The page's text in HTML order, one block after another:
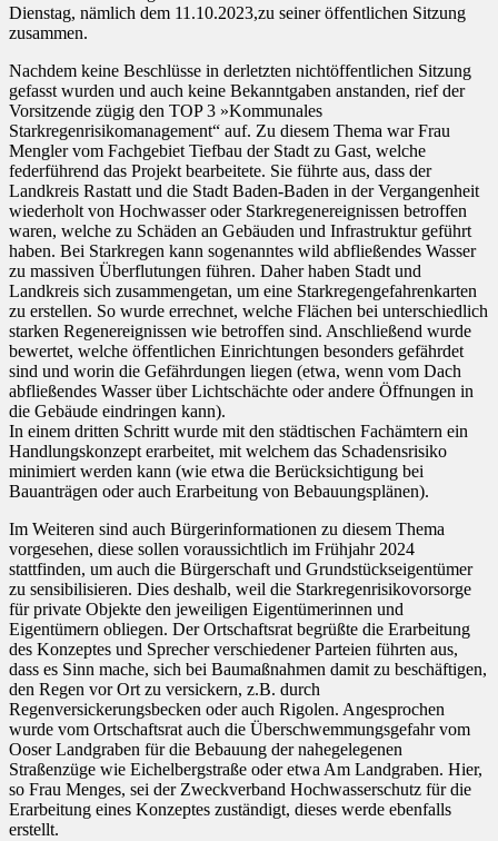
Dienstag, nämlich dem 11.10.2023,zu seiner öffentlichen Sitzung
zusammen.
Nachdem keine Beschlüsse in derletzten nichtöffentlichen Sitzung
gefasst wurden und auch keine Bekanntgaben anstanden, rief der
Vorsitzende zügig den TOP 3 »Kommunales
Starkregenrisikomanagement“ auf. Zu diesem Thema war Frau
Mengler vom Fachgebiet Tiefbau der Stadt zu Gast, welche
federführend das Projekt bearbeitete. Sie führte aus, dass der
Landkreis Rastatt und die Stadt Baden-Baden in der Vergangenheit
wiederholt von Hochwasser oder Starkregenereignissen betroffen
waren, welche zu Schäden an Gebäuden und Infrastruktur geführt
haben. Bei Starkregen kann sogenanntes wild abfließendes Wasser
zu massiven Überflutungen führen. Daher haben Stadt und
Landkreis sich zusammengetan, um eine Starkregengefahrenkarten
zu erstellen. So wurde errechnet, welche Flächen bei unterschiedlich
starken Regenereignissen wie betroffen sind. Anschließend wurde
bewertet, welche öffentlichen Einrichtungen besonders gefährdet
sind und worin die Gefährdungen liegen (etwa, wenn vom Dach
abfließendes Wasser über Lichtschächte oder andere Öffnungen in
die Gebäude eindringen kann).
In einem dritten Schritt wurde mit den städtischen Fachämtern ein
Handlungskonzept erarbeitet, mit welchem das Schadensrisiko
minimiert werden kann (wie etwa die Berücksichtigung bei
Bauanträgen oder auch Erarbeitung von Bebauungsplänen).
Im Weiteren sind auch Bürgerinformationen zu diesem Thema
vorgesehen, diese sollen voraussichtlich im Frühjahr 2024
stattfinden, um auch die Bürgerschaft und Grundstückseigentümer
zu sensibilisieren. Dies deshalb, weil die Starkregenrisikovorsorge
für private Objekte den jeweiligen Eigentümerinnen und
Eigentümern obliegen. Der Ortschaftsrat begrüßte die Erarbeitung
des Konzeptes und Sprecher verschiedener Parteien führten aus,
dass es Sinn mache, sich bei Baumaßnahmen damit zu beschäftigen,
den Regen vor Ort zu versickern, z.B. durch
Regenversickerungsbecken oder auch Rigolen. Angesprochen
wurde vom Ortschaftsrat auch die Überschwemmungsgefahr vom
Ooser Landgraben für die Bebauung der nahegelegenen
Straßenzüge wie Eichelbergstraße oder etwa Am Landgraben. Hier,
so Frau Menges, sei der Zweckverband Hochwasserschutz für die
Erarbeitung eines Konzeptes zuständigt, dieses werde ebenfalls
erstellt.